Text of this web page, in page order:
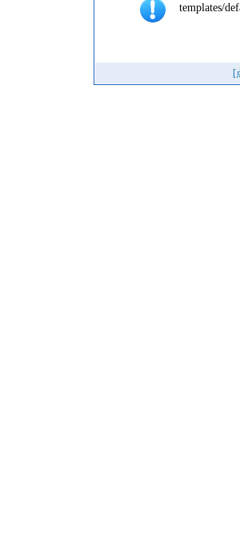
templates/
[